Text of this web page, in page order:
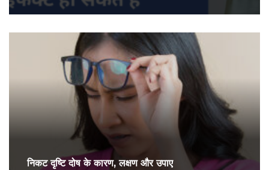
निकट दृष्टि दोष के कारण, लक्षण और उपाए